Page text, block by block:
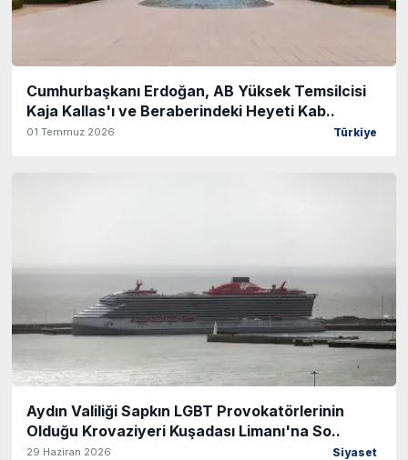
Cumhurbaşkanı Erdoğan, AB Yüksek Temsilcisi
Kaja Kallas'ı ve Beraberindeki Heyeti Kab..
01 Temmuz 2026 Türkiye
Aydın Valiliği Sapkın LGBT Provokatörlerinin
Olduğu Krovaziyeri Kuşadası Limanı'na So..
29 Haziran 2026 Siyaset